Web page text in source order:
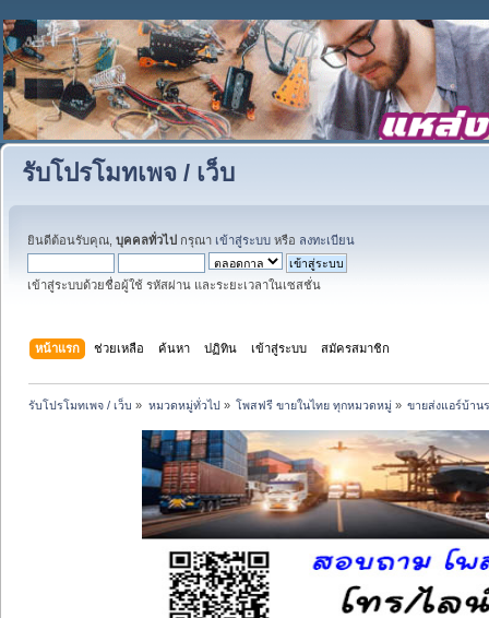
รับโปรโมทเพจ / เว็บ
ยินดีต้อนรับคุณ, บุคคลทั่วไป กรุณา เข้าสู่ระบบ หรือ ลงทะเบียน
เข้าสู่ระบบด้วยชื่อผู้ใช้ รหัสผ่าน และระยะเวลาในเซสชั่น
หน้าแรก ช่วยเหลือ ค้นหา ปฏิทิน เข้าสู่ระบบ สมัครสมาชิก
รับโปรโมทเพจ / เว็บ » หมวดหมู่ทั่วไป» โพสฟรี ขายในไทย ทุกหมวดหมู่» ขายส่งแอร์บ้าน